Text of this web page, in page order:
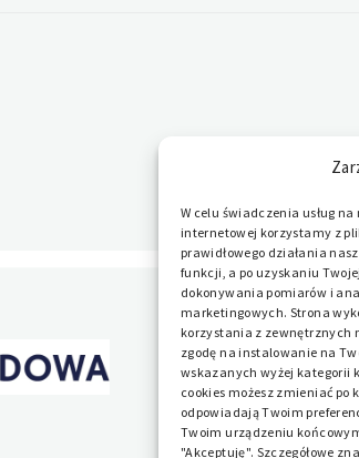
W celu świadczenia usług
internetowej korzystamy z
prawidłowego działania
funkcji, a po uzyskaniu
dokonywania pomiarów i
marketingowych. Strona
korzystania z zewnętrznych
zgodę na instalowanie na
wskazanych wyżej kategorii
cookies możesz zmieniać po
odpowiadają Twoim
Twoim urządzeniu
"Akceptuję". Szczegółowe